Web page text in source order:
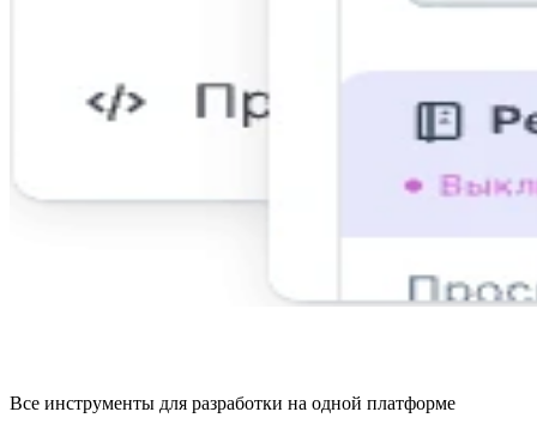
Все инструменты для разработки на одной платформе